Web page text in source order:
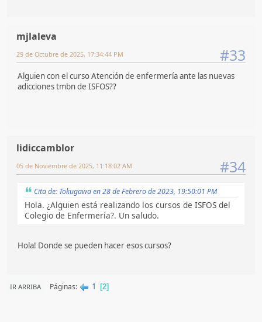
mjlaleva
#33
29 de Octubre de 2025, 17:34:44 PM
Alguien con el curso Atención de enfermería ante las nuevas
adicciones tmbn de ISFOS??
lidiccamblor
#34
05 de Noviembre de 2025, 11:18:02 AM
Cita de: Tokugawa en 28 de Febrero de 2023, 19:50:01 PM
Hola. ¿Alguien está realizando los cursos de ISFOS del
Colegio de Enfermería?. Un saludo.
Hola! Donde se pueden hacer esos cursos?
IR ARRIBA Páginas 1 2